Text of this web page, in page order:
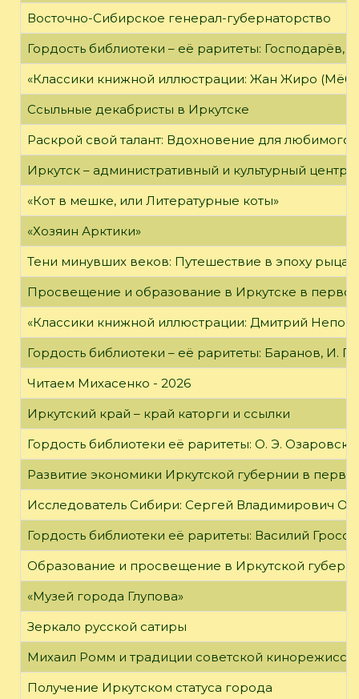
Восточно-Сибирское генерал-губернаторство
Гордость библиотеки – её раритеты:
«Классики книжной иллюстрации: Жан Жиро
Ссыльные декабристы в Иркутске
Раскрой свой талант: Вдохновение для любимого
Иркутск – административный и культурный центр
«Кот в мешке, или Литературные коты»
«Хозяин Арктики»
Тени минувших веков: Путешествие в эпоху
Просвещение и образование в Иркутске в
«Классики книжной иллюстрации: Дмитрий
Гордость библиотеки – её раритеты: Баранов, И.
Читаем Михасенко - 2026
Иркутский край – край каторги и ссылки
Гордость библиотеки её раритеты: О. Э.
Развитие экономики Иркутской губернии в
Исследователь Сибири: Сергей Владимирович
Гордость библиотеки её раритеты: Василий
Образование и просвещение в Иркутской
«Музей города Глупова»
Зеркало русской сатиры
Михаил Ромм и традиции советской
Получение Иркутском статуса города